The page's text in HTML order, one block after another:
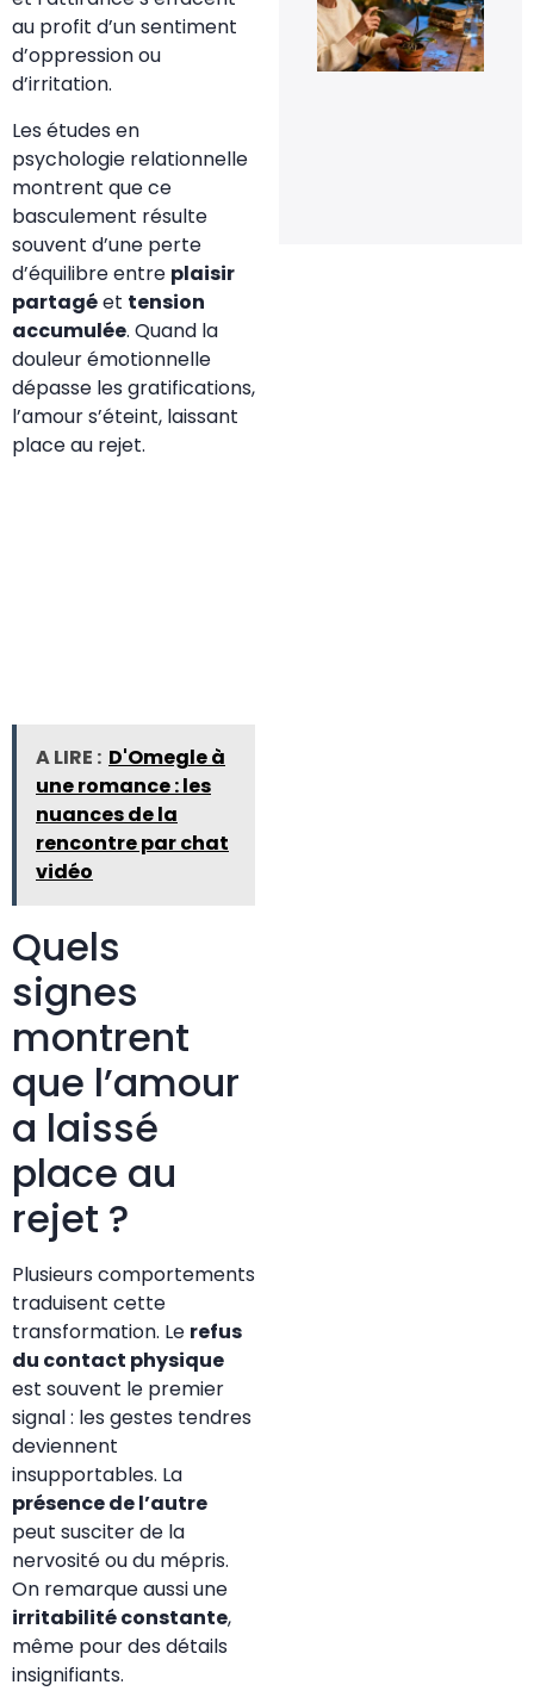
au profit d’un sentiment
d’oppression ou
d’irritation.
Les études en
psychologie relationnelle
montrent que ce
basculement résulte
souvent d’une perte
d’équilibre entre plaisir
partagéet tension
accumulée. Quand la
douleur émotionnelle
dépasse les gratifications,
l’amour s’éteint, laissant
place au rejet.
A LIRE : D'Omegle à
une romance : les
nuances de la
rencontre par chat
vidéo
Quels
signes
montrent
que l’amour
a laissé
place au
rejet ?
Plusieurs comportements
traduisent cette
transformation. Le refus
du contact physique
est souvent le premier
signal : les gestes tendres
deviennent
insupportables. La
présence de l’autre
peut susciter de la
nervosité ou du mépris.
On remarque aussi une
irritabilité constante,
même pour des détails
insignifiants.